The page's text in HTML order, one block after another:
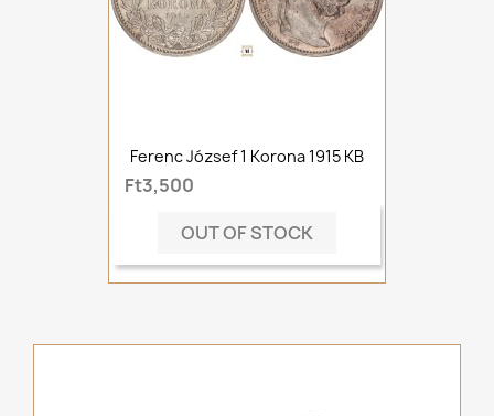
Ferenc József 1 Korona 1915 KB
Ft3,500
OUT OF STOCK